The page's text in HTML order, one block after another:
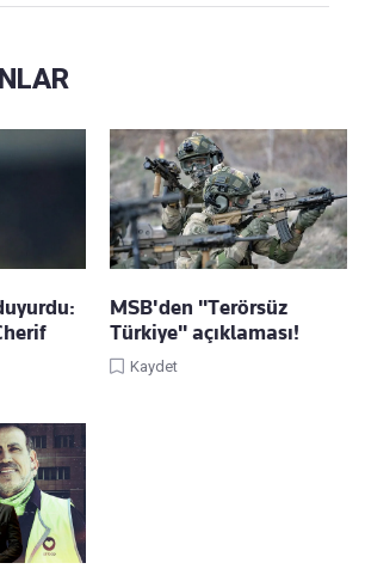
MSB'den "Terörsüz
Türkiye" açıklaması!
Kaydet